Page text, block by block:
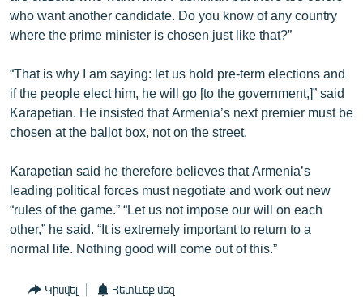
who want another candidate. Do you know of any country
where the prime minister is chosen just like that?”
“That is why I am saying: let us hold pre-term elections and
if the people elect him, he will go [to the government,]” said
Karapetian. He insisted that Armenia’s next premier must be
chosen at the ballot box, not on the street.
Karapetian said he therefore believes that Armenia’s
leading political forces must negotiate and work out new
“rules of the game.” “Let us not impose our will on each
other,” he said. “It is extremely important to return to a
normal life. Nothing good will come out of this.”
Կիսվել Հետևեք մեզ